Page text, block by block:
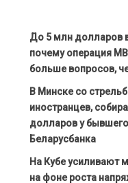
До 5 млн долларов
почему операция
больше вопросов,
В Минске со
иностранцев,
долларов у
Беларусбанка
На Кубе усиливают
на фоне роста